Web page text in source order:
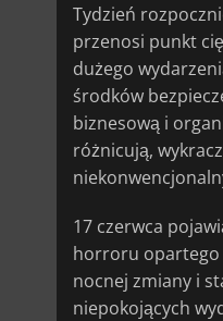
Tydzień
przenosi punkt
dużego
środków
biznesową i
różnicują,
17 czerwca
horroru opartego
nocnej zmiany i
niepokojących